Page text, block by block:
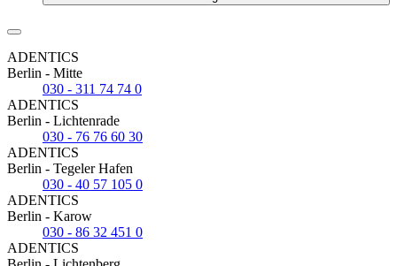
ADENTICS
Berlin - Mitte
030 - 311 74 74 0
ADENTICS
Berlin - Lichtenrade
030 - 76 76 60 30
ADENTICS
Berlin - Tegeler Hafen
030 - 40 57 105 0
ADENTICS
Berlin - Karow
030 - 86 32 451 0
ADENTICS